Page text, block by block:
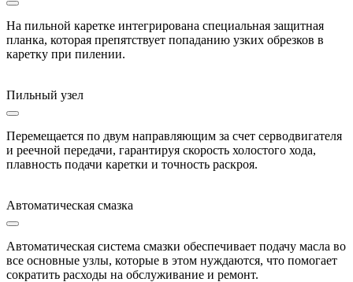
На пильной каретке интегрирована специальная защитная
планка, которая препятствует попаданию узких обрезков в
каретку при пилении.
Пильный узел
Перемещается по двум направляющим за счет серводвигателя
и реечной передачи, гарантируя скорость холостого хода,
плавность подачи каретки и точность раскроя.
Автоматическая смазка
Автоматическая система смазки обеспечивает подачу масла во
все основные узлы, которые в этом нуждаются, что помогает
сократить расходы на обслуживание и ремонт.